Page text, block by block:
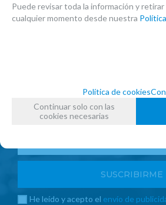
Sé el primero en recibir las
descuentos y promociones exclusivas
He leído y acepto el envío de
Puede revisar toda la información y
cualquier momento desde nuestra
Política de cookies
Continuar solo con las
cookies necesarias